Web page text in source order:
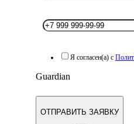
Я согласен(а) с
Guardian
ОТПРАВИТЬ ЗАЯВКУ